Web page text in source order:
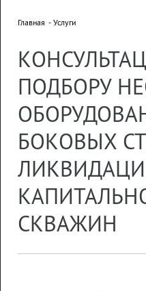
Главная Услуги
ПОДБОРУ
БОКОВЫХ
СКВАЖИН